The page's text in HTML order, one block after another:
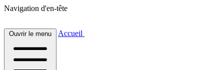
Navigation d'en-tête
Ouvrir le menu Accueil